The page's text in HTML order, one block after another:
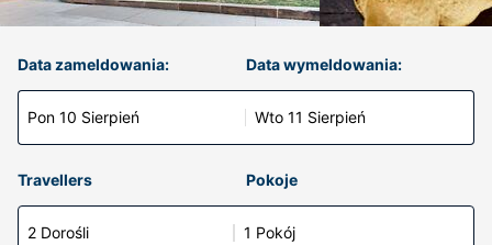
Data zameldowania:
Pon 10 Sierpień
Data wymeldowania:
Wto 11 Sierpień
Travellers Pokoje
2 Dorośli 1 Pokój